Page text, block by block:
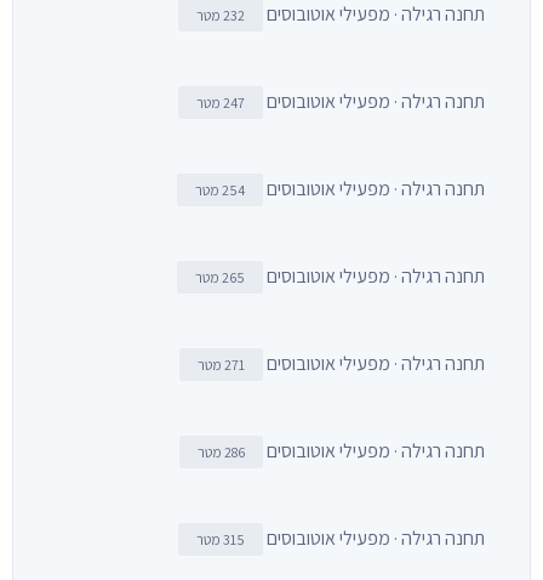
תחנה רגילה · מפעילי אוטובוסים 232 מטר
תחנה רגילה · מפעילי אוטובוסים 247 מטר
תחנה רגילה · מפעילי אוטובוסים 254 מטר
תחנה רגילה · מפעילי אוטובוסים 265 מטר
תחנה רגילה · מפעילי אוטובוסים 271 מטר
תחנה רגילה · מפעילי אוטובוסים 286 מטר
תחנה רגילה · מפעילי אוטובוסים 315 מטר